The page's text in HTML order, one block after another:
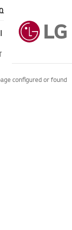
configured or found.